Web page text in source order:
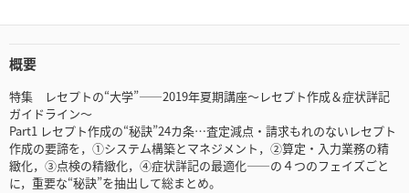
概要
特集 レセプトの“大学”――2019年夏期講座～レセプト作成＆症状詳記
ガイドライン～
Part1 レセプト作成の“秘訣”24カ条…査定減点・請求もれのないレセプト
作成の要諦を，①システム構築とマネジメント，②算定・入力業務の精
緻化，③点検の精緻化，④症状詳記の最適化――の４つのフェイズごと
に，重要な“秘訣”を抽出して総まとめ。